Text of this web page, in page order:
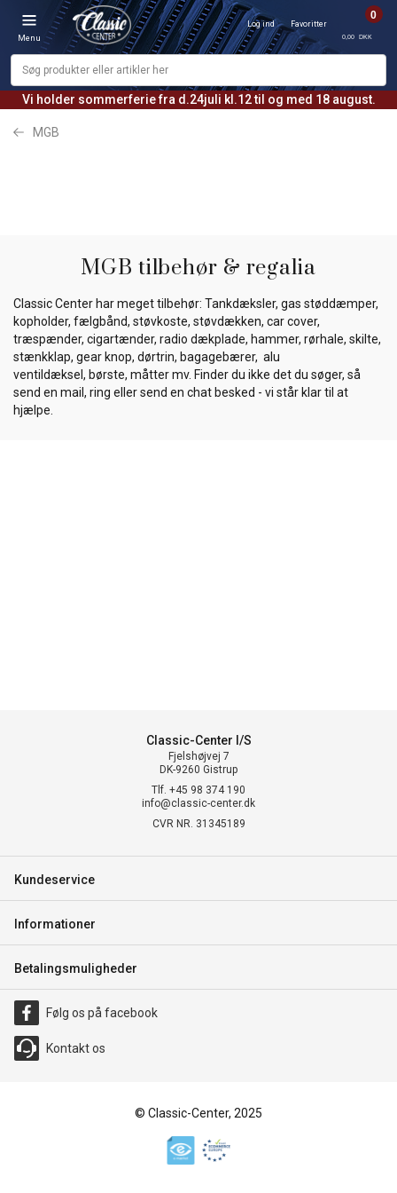
Vi holder sommerferie fra d.24juli kl.12 til og med 18 august.
Menu
Log ind Favoritter
0
0,00 DKK
MGB
MGB tilbehør & regalia
Classic Center har meget tilbehør: Tankdæksler, gas støddæmper,
kopholder, fælgbånd, støvkoste, støvdækken, car cover,
træspænder, cigartænder, radio dækplade, hammer, rørhale, skilte,
stænkklap, gear knop, dørtrin, bagagebærer, alu
ventildæksel, børste, måtter mv. Finder du ikke det du søger, så
send en mail, ring eller send en chat besked - vi står klar til at
hjælpe.
Classic-Center I/S
Fjelshøjvej 7
DK-9260 Gistrup
Tlf. +45 98 374 190
info@classic-center.dk
CVR NR. 31345189
Kundeservice
Informationer
Betalingsmuligheder
Følg os på facebook
Kontakt os
© Classic-Center, 2025